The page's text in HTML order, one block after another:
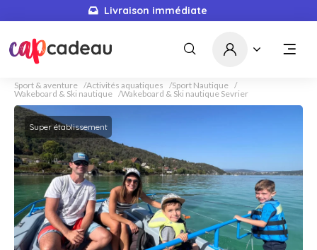
Livraison immédiate
Sport & aventure Activités aquatiques
Sport Nautique
Wakeboard & Ski nautique
Wakeboard & Ski nautique Sevrier
Super établissement